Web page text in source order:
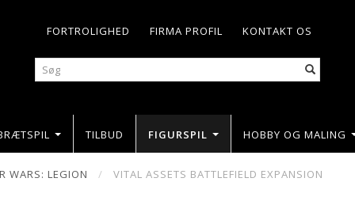
KONTAKT OS
FIRMA PROFIL
FORTROLIGHED
TILBUD FIGURSPIL HOBBY OG MALING
WARS: LEGION VITAL ASSETS BATTLEFIELD EXPANSION